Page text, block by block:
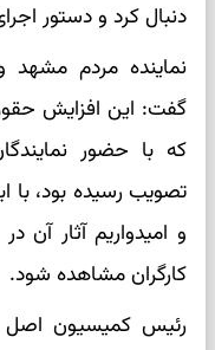
دنبال کرد و دستور
نماینده مردم
گفت: این افزایش
که با حضور
تصویب رسیده بود، با
و امیدواریم آثار آن
کارگران مشاهده ‌شود.
رئیس کمیسیون اصل